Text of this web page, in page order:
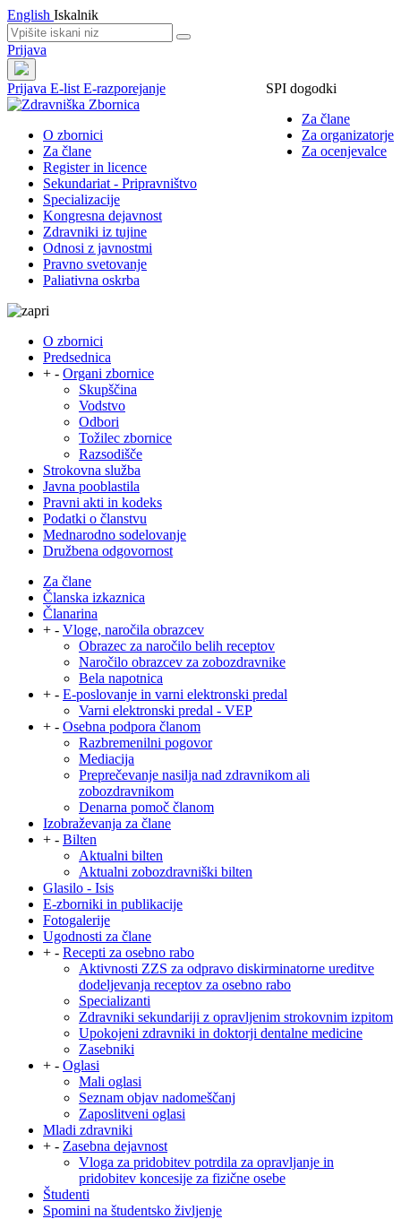
English Iskalnik
Prijava
Prijava
SPI dogodki
Za člane
Za organizatorje
Za ocenjevalce
E-list E-razporejanje
O zbornici
Za člane
Register in licence
Sekundariat - Pripravništvo
Specializacije
Kongresna dejavnost
Zdravniki iz tujine
Odnosi z javnostmi
Pravno svetovanje
Paliativna oskrba
O zbornici
Predsednica
+ - Organi zbornice
Skupščina
Vodstvo
Odbori
Tožilec zbornice
Razsodišče
Strokovna služba
Javna pooblastila
Pravni akti in kodeks
Podatki o članstvu
Mednarodno sodelovanje
Družbena odgovornost
Za člane
Članska izkaznica
Članarina
+ - Vloge, naročila obrazcev
Obrazec za naročilo belih receptov
Naročilo obrazcev za zobozdravnike
Bela napotnica
+ - E-poslovanje in varni elektronski predal
Varni elektronski predal - VEP
+ - Osebna podpora članom
Razbremenilni pogovor
Mediacija
Preprečevanje nasilja nad zdravnikom ali
zobozdravnikom
Denarna pomoč članom
Izobraževanja za člane
+ - Bilten
Aktualni bilten
Aktualni zobozdravniški bilten
Glasilo - Isis
E-zborniki in publikacije
Fotogalerije
Ugodnosti za člane
+ - Recepti za osebno rabo
Aktivnosti ZZS za odpravo diskirminatorne ureditve
dodeljevanja receptov za osebno rabo
Specializanti
Zdravniki sekundariji z opravljenim strokovnim izpitom
Upokojeni zdravniki in doktorji dentalne medicine
Zasebniki
+ - Oglasi
Mali oglasi
Seznam objav nadomeščanj
Zaposlitveni oglasi
Mladi zdravniki
+ - Zasebna dejavnost
Vloga za pridobitev potrdila za opravljanje in
pridobitev koncesije za fizične osebe
Študenti
Spomini na študentsko življenje